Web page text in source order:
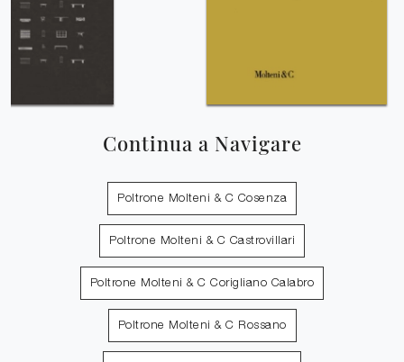
Continua a Navigare
Poltrone Molteni & C Cosenza
Poltrone Molteni & C Castrovillari
Poltrone Molteni & C Corigliano Calabro
Poltrone Molteni & C Rossano